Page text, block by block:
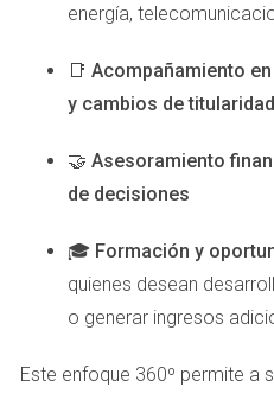
Define expectativas
plazo.
Pide retroalimentación:
pueden mejorar su
CASOS
A continuación,
ilustran diferentes enfoques
cuando una agencia no está
Caso 1: Cambio de
energía,
📑 Acompañamiento
y cambios de titularidad
🤝 Asesoramiento
de decisiones
🎓 Formación y
quienes desean
o generar ingresos
Este enfoque 360º permite a